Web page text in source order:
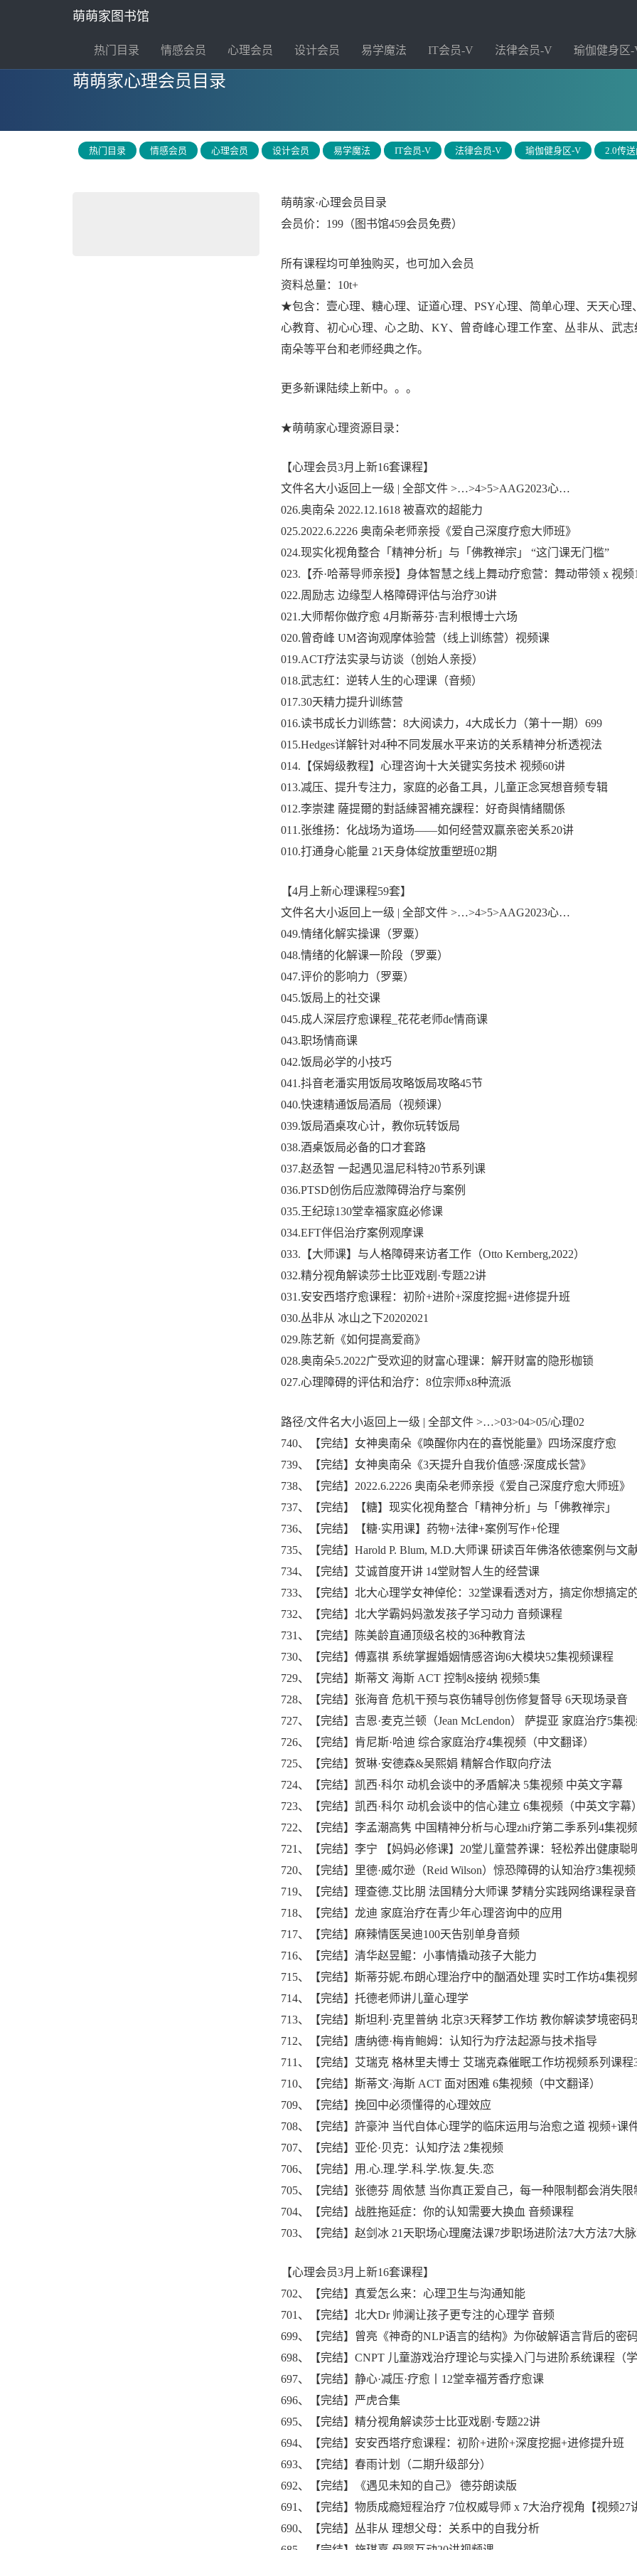
萌萌家图书馆
热门目录 情感会员 心理会员 设计会员 易学魔法 IT会员-V 法律会员-V 瑜伽健身区-
萌萌家心理会员目录
热门目录 情感会员 心理会员 设计会员 易学魔法 IT会员-V 法律会员-V 瑜伽健身区-V 2.0传
萌萌家·心理会员目录
会员价：199（图书馆459会员免费）
所有课程均可单独购买，也可加入会员
资料总量：10t+
★包含：壹心理、糖心理、证道心理、PSY心理、简单心理、天天心
心教育、初心心理、心之助、KY、曾奇峰心理工作室、丛非从、武
南朵等平台和老师经典之作。
更多新课陆续上新中。。。
★萌萌家心理资源目录：
【心理会员3月上新16套课程】
文件名大小返回上一级 | 全部文件 >…>4>5>AAG2023心…
026.奥南朵 2022.12.1618 被喜欢的超能力
025.2022.6.2226 奥南朵老师亲授《爱自己深度疗愈大师班》
024.现实化视角整合「精神分析」与「佛教禅宗」 “这门课无门槛”
023.【乔·哈蒂导师亲授】身体智慧之线上舞动疗愈营：舞动带领 x 视频
022.周励志 边缘型人格障碍评估与治疗30讲
021.大师帮你做疗愈 4月斯蒂芬·吉利根博士六场
020.曾奇峰 UM咨询观摩体验营（线上训练营）视频课
019.ACT疗法实录与访谈（创始人亲授）
018.武志红：逆转人生的心理课（音频）
017.30天精力提升训练营
016.读书成长力训练营：8大阅读力，4大成长力（第十一期）699
015.Hedges详解针对4种不同发展水平来访的关系精神分析透视法
014.【保姆级教程】心理咨询十大关键实务技术 视频60讲
013.减压、提升专注力，家庭的必备工具，儿童正念冥想音频专辑
012.李崇建 薩提爾的對話練習補充課程：好奇與情緒關係
011.张维扬：化战场为道场——如何经营双赢亲密关系20讲
010.打通身心能量 21天身体绽放重塑班02期
【4月上新心理课程59套】
文件名大小返回上一级 | 全部文件 >…>4>5>AAG2023心…
049.情绪化解实操课（罗粟）
048.情绪的化解课一阶段（罗粟）
047.评价的影响力（罗粟）
045.饭局上的社交课
045.成人深层疗愈课程_花花老师de情商课
043.职场情商课
042.饭局必学的小技巧
041.抖音老潘实用饭局攻略饭局攻略45节
040.快速精通饭局酒局（视频课）
039.饭局酒桌攻心计，教你玩转饭局
038.酒桌饭局必备的口才套路
037.赵丞智 一起遇见温尼科特20节系列课
036.PTSD创伤后应激障碍治疗与案例
035.王纪琼130堂幸福家庭必修课
034.EFT伴侣治疗案例观摩课
033.【大师课】与人格障碍来访者工作（Otto Kernberg,2022）
032.精分视角解读莎士比亚戏剧·专题22讲
031.安安西塔疗愈课程：初阶+进阶+深度挖掘+进修提升班
030.丛非从 冰山之下20202021
029.陈艺新《如何提高爱商》
028.奥南朵5.2022广受欢迎的财富心理课：解开财富的隐形枷锁
027.心理障碍的评估和治疗：8位宗师x8种流派
路径/文件名大小返回上一级 | 全部文件 >…>03>04>05/心理02
740、【完结】女神奥南朵《唤醒你内在的喜悦能量》四场深度疗愈
739、【完结】女神奥南朵《3天提升自我价值感·深度成长营》
738、【完结】2022.6.2226 奥南朵老师亲授《爱自己深度疗愈大师班》
737、【完结】【糖】现实化视角整合「精神分析」与「佛教禅宗」
736、【完结】【糖·实用课】药物+法律+案例写作+伦理
735、【完结】Harold P. Blum, M.D.大师课 研读百年佛洛依德案例与文
734、【完结】艾诚首度开讲 14堂财智人生的经营课
733、【完结】北大心理学女神倬伦：32堂课看透对方，搞定你想搞定
732、【完结】北大学霸妈妈激发孩子学习动力 音频课程
731、【完结】陈美龄直通顶级名校的36种教育法
730、【完结】傅嘉祺 系统掌握婚姻情感咨询6大模块52集视频课程
729、【完结】斯蒂文 海斯 ACT 控制&接纳 视频5集
728、【完结】张海音 危机干预与哀伤辅导创伤修复督导 6天现场录音
727、【完结】吉恩·麦克兰顿（Jean McLendon） 萨提亚 家庭治疗5集
726、【完结】肯尼斯·哈迪 综合家庭治疗4集视频（中文翻译）
725、【完结】贺琳·安德森&吴熙娟 精解合作取向疗法
724、【完结】凯西·科尔 动机会谈中的矛盾解决 5集视频 中英文字幕
723、【完结】凯西·科尔 动机会谈中的信心建立 6集视频（中英文字幕
722、【完结】李孟潮高隽 中国精神分析与心理zhi疗第二季系列4集视
721、【完结】李宁 【妈妈必修课】20堂儿童营养课：轻松养出健康聪
720、【完结】里德·威尔逊（Reid Wilson）惊恐障碍的认知治疗3集视频
719、【完结】理查德.艾比朋 法国精分大师课 梦精分实践网络课程录音
718、【完结】龙迪 家庭治疗在青少年心理咨询中的应用
717、【完结】麻辣情医吴迪100天告别单身音频
716、【完结】清华赵昱鲲：小事情撬动孩子大能力
715、【完结】斯蒂芬妮.布朗心理治疗中的酗酒处理 实时工作坊4集视
714、【完结】托德老师讲儿童心理学
713、【完结】斯坦利·克里普纳 北京3天释梦工作坊 教你解读梦境密码
712、【完结】唐纳德·梅肯鲍姆：认知行为疗法起源与技术指导
711、【完结】艾瑞克 格林里夫博士 艾瑞克森催眠工作坊视频系列课程
710、【完结】斯蒂文·海斯 ACT 面对困难 6集视频（中文翻译）
709、【完结】挽回中必须懂得的心理效应
708、【完结】許豪沖 当代自体心理学的临床运用与治愈之道 视频+课
707、【完结】亚伦·贝克：认知疗法 2集视频
706、【完结】用.心.理.学.科.学.恢.复.失.恋
705、【完结】张德芬 周依慧 当你真正爱自己，每一种限制都会消失
704、【完结】战胜拖延症：你的认知需要大换血 音频课程
703、【完结】赵剑冰 21天职场心理魔法课7步职场进阶法7大方法7大
【心理会员3月上新16套课程】
702、【完结】真爱怎么来：心理卫生与沟通知能
701、【完结】北大Dr 帅澜让孩子更专注的心理学 音频
699、【完结】曾亮《神奇的NLP语言的结构》为你破解语言背后的密
698、【完结】CNPT 儿童游戏治疗理论与实操入门与进阶系统课程（
697、【完结】静心·减压·疗愈丨12堂幸福芳香疗愈课
696、【完结】严虎合集
695、【完结】精分视角解读莎士比亚戏剧·专题22讲
694、【完结】安安西塔疗愈课程：初阶+进阶+深度挖掘+进修提升班
693、【完结】春雨计划（二期升级部分）
692、【完结】《遇见未知的自己》 德芬朗读版
691、【完结】物质成瘾短程治疗 7位权威导师 x 7大治疗视角【视频27
690、【完结】丛非从 理想父母：关系中的自我分析